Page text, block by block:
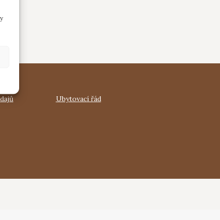
Ubytovací řád